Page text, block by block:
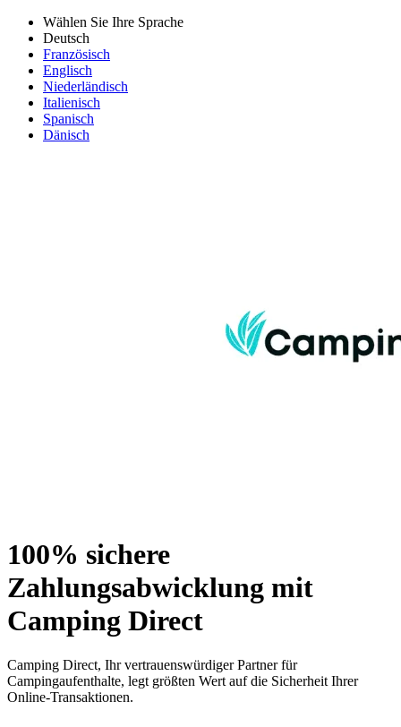
Wählen Sie Ihre Sprache
Deutsch
Französisch
Englisch
Niederländisch
Italienisch
Spanisch
Dänisch
100% sichere
Zahlungsabwicklung mit
Camping Direct
Camping Direct, Ihr vertrauenswürdiger Partner für
Campingaufenthalte, legt größten Wert auf die Sicherheit Ihrer
Online-Transaktionen.